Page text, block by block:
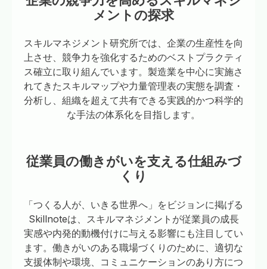
メントの探求
スキルマネジメント研究所では、企業の生産性を向
上させ、競争力を強化するためのベストプラクティ
ス確立に取り組んでいます。製造業を中心に実施さ
れてきたスキルマップや力量管理表の実態を調査・
分析し、組織を超えて共有できる実践的かつ科学的
な手法の体系化を目指します。
従業員の働きがいを支える仕組みづ
くり
「つくる人が、いきる世界へ」をビジョンに掲げる
Skillnoteは、スキルマネジメントが従業員の成長
実感や内発的動機付けに与える影響にも注目してい
ます。働きがいのある職場づくりのために、適切な
支援体制や環境、コミュニケーションのあり方につ